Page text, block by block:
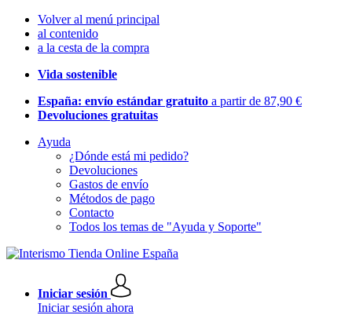
Volver al menú principal
al contenido
a la cesta de la compra
Vida sostenible
España: envío estándar gratuito a partir de 87,90 €
Devoluciones gratuitas
Ayuda
¿Dónde está mi pedido?
Devoluciones
Gastos de envío
Métodos de pago
Contacto
Todos los temas de "Ayuda y Soporte"
Iniciar sesión
Iniciar sesión ahora